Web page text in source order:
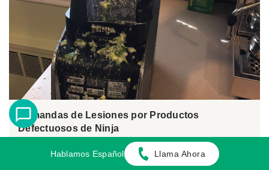
Demandas de Lesiones por Productos
Defectuosos de Ninja
Julio 24, 2025Hablamos Español Llama Ahora